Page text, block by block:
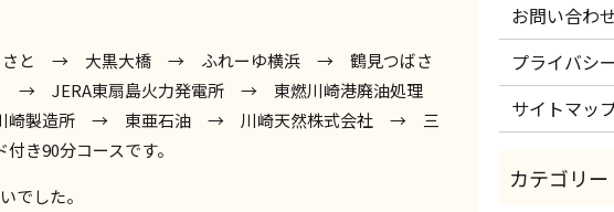
さと → 大黒大橋 → ふれーゆ横浜 → 鶴見つばさ
JERA東扇島火力発電所 → 東燃川崎港廃油処理
崎製造所 → 東亜石油 → 川崎天然株式会社 → 三
90分コースです。
でした。
お問い合わ
プライバシ
サイトマッ